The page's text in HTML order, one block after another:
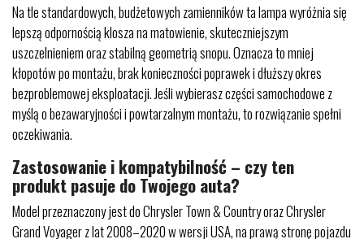
Na tle standardowych, budżetowych zamienników ta lampa wyróżnia się
lepszą odpornością klosza na matowienie, skuteczniejszym
uszczelnieniem oraz stabilną geometrią snopu. Oznacza to mniej
kłopotów po montażu, brak konieczności poprawek i dłuższy okres
bezproblemowej eksploatacji. Jeśli wybierasz części samochodowe z
myślą o bezawaryjności i powtarzalnym montażu, to rozwiązanie spełni
oczekiwania.
Zastosowanie i kompatybilność – czy ten
produkt pasuje do Twojego auta?
Model przeznaczony jest do Chrysler Town & Country oraz Chrysler
Grand Voyager z lat 2008–2020 w wersji USA, na prawą stronę pojazdu